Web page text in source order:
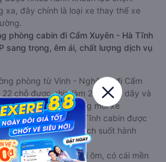
xa, đây chính là loại xe thay thế xe
phòng cabin đi Cẩm Xuyên - Hà Tĩnh
sang trọng, êm ái, chất lượng dịch vụ
phòng từ Vinh - Nghệ An đi Cẩm
chỗ được chia làm 2 tầng, 2 dãy và
cabin riêng biệt. Trong mỗi xe
An Cẩm Xuyên - Hà Tĩnh cabin được
phục vụ hành khách suốt hành
có gối nằm rời, có gối ôm, có cái mền